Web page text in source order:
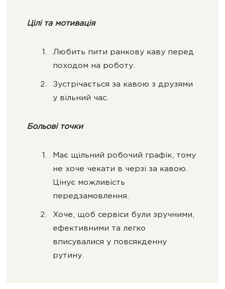
Цілі та мотивація
Любить пити ранкову каву перед
походом на роботу.
Зустрічається за кавою з друзями
у вільний час.
Больові точки
Має щільний робочий графік, тому
не хоче чекати в черзі за кавою.
Цінує можливість
передзамовлення.
Хоче, щоб сервіси були зручними,
ефективними та легко
вписувалися у повсякденну
рутину.